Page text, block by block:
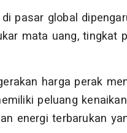
pasar global
mata uang,
harga perak
peluang
energi terbarukan